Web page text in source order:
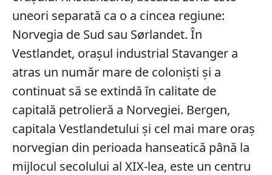
uneori separată ca o a cincea regiune:
Norvegia de Sud sau Sørlandet. În
Vestlandet, orașul industrial Stavanger a
atras un număr mare de coloniști și a
continuat să se extindă în calitate de
capitală petrolieră a Norvegiei. Bergen,
capitala Vestlandetului și cel mai mare oraș
norvegian din perioada hanseatică până la
mijlocul secolului al XIX-lea, este un centru